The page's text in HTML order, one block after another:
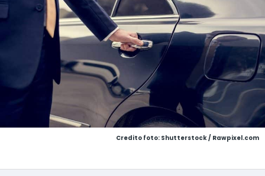
Credito foto: Shutterstock / Rawpixel.com